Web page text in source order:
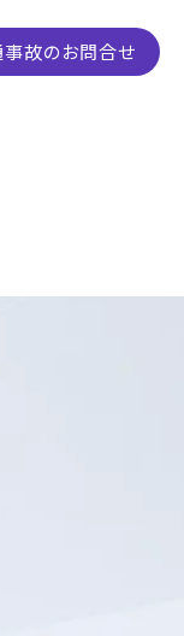
故のお問合せ